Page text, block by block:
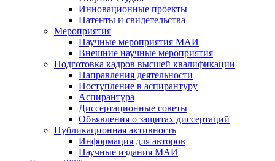
Инновационные проекты
Патенты и свидетельства
Мероприятия
Научные мероприятия МАИ
Внешние научные мероприятия
Подготовка кадров высшей квалификации
Направления деятельности
Поступление в аспирантуру
Аспирантура
Диссертационные советы
Объявления о защитах диссертаций
Публикационная активность
Информация для авторов
Научные издания МАИ